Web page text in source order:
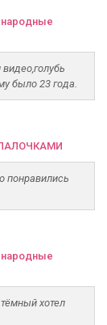
народные
было 23 года.
понравились
народные
хотел